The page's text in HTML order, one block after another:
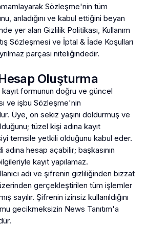
Sözleşme'nin tüm
anladığını ve kabul ettiğini beyan
yer alan Gizlilik Politikası, Kullanım
Sözleşmesi ve İptal & İade Koşulları
parçası niteliğindedir.
Oluşturma
formunun doğru ve güncel
ve işbu Sözleşme'nin
Üye, on sekiz yaşını doldurmuş ve
tüzel kişi adına kayıt
temsile yetkili olduğunu kabul eder.
adına hesap açabilir; başkasının
kayıt yapılamaz.
adı ve şifrenin gizliliğinden bizzat
gerçekleştirilen tüm işlemler
sayılır. Şifrenin izinsiz kullanıldığını
gecikmeksizin News Tanıtım'a
AI Asistan